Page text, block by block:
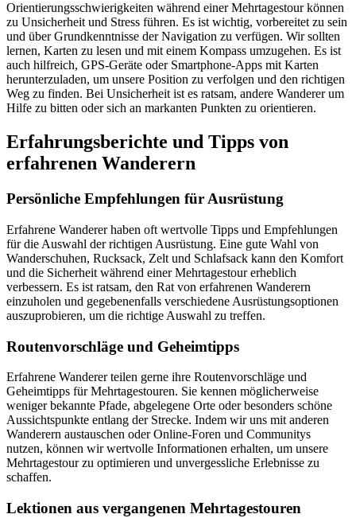
Orientierungsschwierigkeiten während einer Mehrtagestour können
zu Unsicherheit und Stress führen. Es ist wichtig, vorbereitet zu sein
und über Grundkenntnisse der Navigation zu verfügen. Wir sollten
lernen, Karten zu lesen und mit einem Kompass umzugehen. Es ist
auch hilfreich, GPS-Geräte oder Smartphone-Apps mit Karten
herunterzuladen, um unsere Position zu verfolgen und den richtigen
Weg zu finden. Bei Unsicherheit ist es ratsam, andere Wanderer um
Hilfe zu bitten oder sich an markanten Punkten zu orientieren.
Erfahrungsberichte und Tipps von
erfahrenen Wanderern
Persönliche Empfehlungen für Ausrüstung
Erfahrene Wanderer haben oft wertvolle Tipps und Empfehlungen
für die Auswahl der richtigen Ausrüstung. Eine gute Wahl von
Wanderschuhen, Rucksack, Zelt und Schlafsack kann den Komfort
und die Sicherheit während einer Mehrtagestour erheblich
verbessern. Es ist ratsam, den Rat von erfahrenen Wanderern
einzuholen und gegebenenfalls verschiedene Ausrüstungsoptionen
auszuprobieren, um die richtige Auswahl zu treffen.
Routenvorschläge und Geheimtipps
Erfahrene Wanderer teilen gerne ihre Routenvorschläge und
Geheimtipps für Mehrtagestouren. Sie kennen möglicherweise
weniger bekannte Pfade, abgelegene Orte oder besonders schöne
Aussichtspunkte entlang der Strecke. Indem wir uns mit anderen
Wanderern austauschen oder Online-Foren und Communitys
nutzen, können wir wertvolle Informationen erhalten, um unsere
Mehrtagestour zu optimieren und unvergessliche Erlebnisse zu
schaffen.
Lektionen aus vergangenen Mehrtagestouren